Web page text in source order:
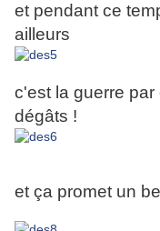
et pendant ce
ailleurs
c'est la guerre
dégâts !
et ça promet un